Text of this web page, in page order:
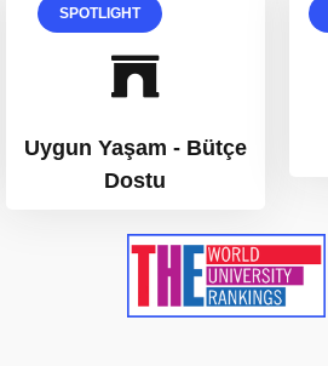
SPOTLIGHT
Uygun Yaşam - Bütçe
Dostu